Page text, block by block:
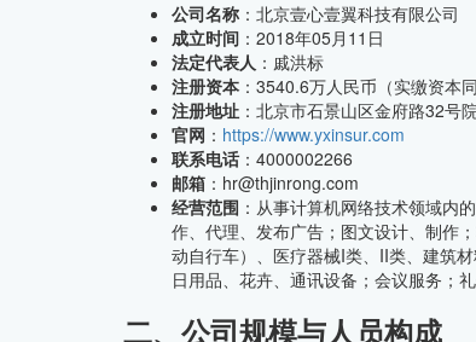
公司名称 ：北京壹心壹翼科技有限公司
成立时间 ：2018年05月11日
法定代表人 ：戚洪标
注册资本 ：3540.6万人民币（实缴资本
注册地址 ：北京市石景山区金府路32号
官网 ： https://www.yxinsur.com
联系电话 ：4000002266
邮箱 ：hr@thjinrong.com
经营范围 ：从事计算机网络技术领域内
作、代理、发布广告；图文设计、制作
动自行车）、医疗器械I类、II类、建筑
日用品、花卉、通讯设备；会议服务；
二、公司规模与人员构成